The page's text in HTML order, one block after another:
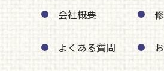
会社概要
よくある質問